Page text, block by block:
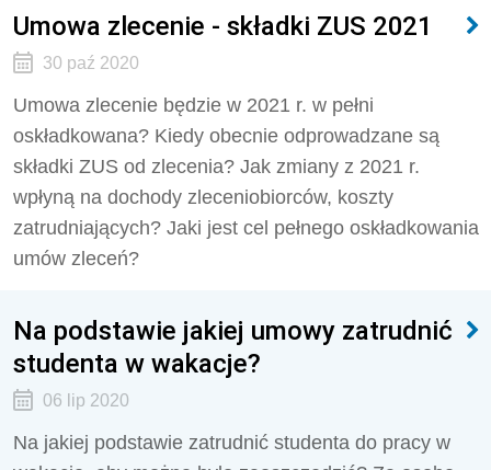
Umowa zlecenie - składki ZUS 2021
30 paź 2020
Umowa zlecenie będzie w 2021 r. w pełni
oskładkowana? Kiedy obecnie odprowadzane są
składki ZUS od zlecenia? Jak zmiany z 2021 r.
wpłyną na dochody zleceniobiorców, koszty
zatrudniających? Jaki jest cel pełnego oskładkowania
umów zleceń?
Na podstawie jakiej umowy zatrudnić
studenta w wakacje?
06 lip 2020
Na jakiej podstawie zatrudnić studenta do pracy w